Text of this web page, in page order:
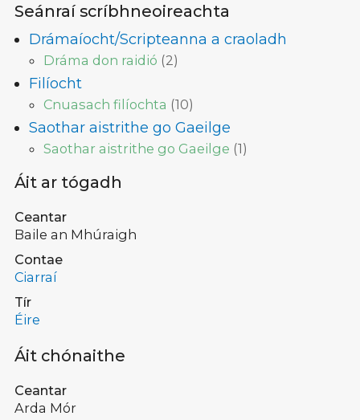
Seánraí scríbhneoireachta
Drámaíocht/Scripteanna a craoladh
Dráma don raidió (2)
Filíocht
Cnuasach filíochta (10)
Saothar aistrithe go Gaeilge
Saothar aistrithe go Gaeilge (1)
Áit ar tógadh
Ceantar
Baile an Mhúraigh
Contae
Ciarraí
Tír
Éire
Áit chónaithe
Ceantar
Arda Mór